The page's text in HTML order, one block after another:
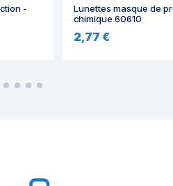
-
Lunettes masque de
chimique 60610
2,77 €